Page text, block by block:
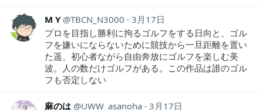
M Y TBCN_N3000
3月17日
プロを目指し勝利に拘るゴルフをする日向と、ゴル
フを嫌いにならないために競技から一旦距離を置い
た遥、初心者ながら自由奔放にゴルフを楽しむ美
波。人の数だけゴルフがある。この作品は誰のゴル
フも否定しない
麻のは UWW_asanoha 3月17日